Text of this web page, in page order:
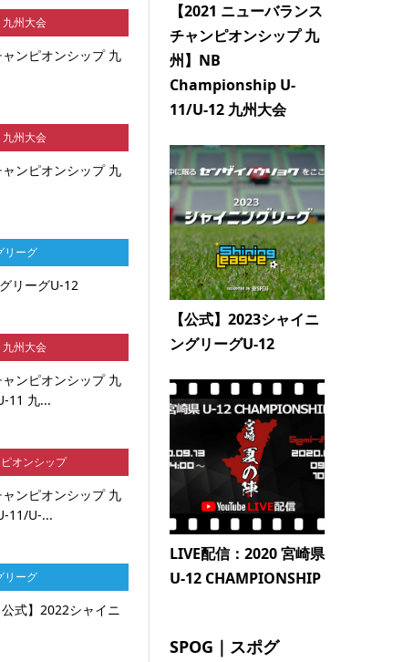
【2021 ニューバランス
チャンピオンシップ 九
州】NB
Championship U-
11/U-12 九州大会
【公式】2023シャイニ
ングリーグU-12
LIVE配信：2020 宮崎県
U-12 CHAMPIONSHIP
SPOG｜スポグ
九州大会
ャンピオンシップ 九
九州大会
ャンピオンシップ 九
リーグ
リーグU-12
九州大会
ャンピオンシップ 九
11 九...
オンシップ
ャンピオンシップ 九
11/U-...
リーグ
式】2022シャイニ